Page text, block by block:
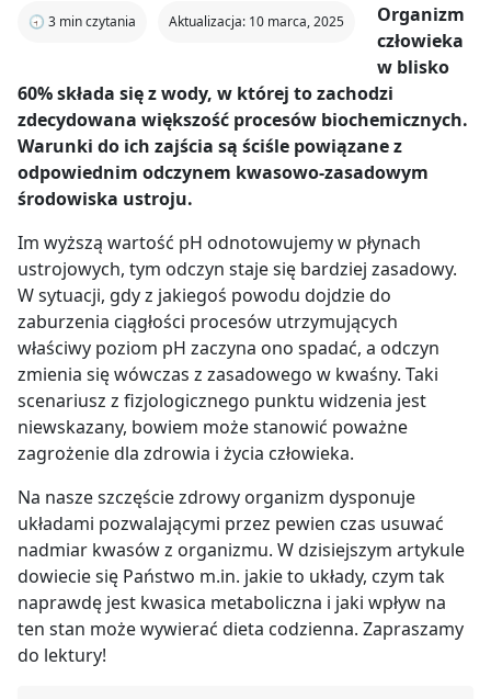
🕣 3 min czytania Aktualizacja: 10 marca, 2025
Organizm
człowieka
w blisko
60% składa się z wody, w której to zachodzi
zdecydowana większość procesów biochemicznych.
Warunki do ich zajścia są ściśle powiązane z
odpowiednim odczynem kwasowo-zasadowym
środowiska ustroju.
Im wyższą wartość pH odnotowujemy w płynach
ustrojowych, tym odczyn staje się bardziej zasadowy.
W sytuacji, gdy z jakiegoś powodu dojdzie do
zaburzenia ciągłości procesów utrzymujących
właściwy poziom pH zaczyna ono spadać, a odczyn
zmienia się wówczas z zasadowego w kwaśny. Taki
scenariusz z fizjologicznego punktu widzenia jest
niewskazany, bowiem może stanowić poważne
zagrożenie dla zdrowia i życia człowieka.
Na nasze szczęście zdrowy organizm dysponuje
układami pozwalającymi przez pewien czas usuwać
nadmiar kwasów z organizmu. W dzisiejszym artykule
dowiecie się Państwo m.in. jakie to układy, czym tak
naprawdę jest kwasica metaboliczna i jaki wpływ na
ten stan może wywierać dieta codzienna. Zapraszamy
do lektury!